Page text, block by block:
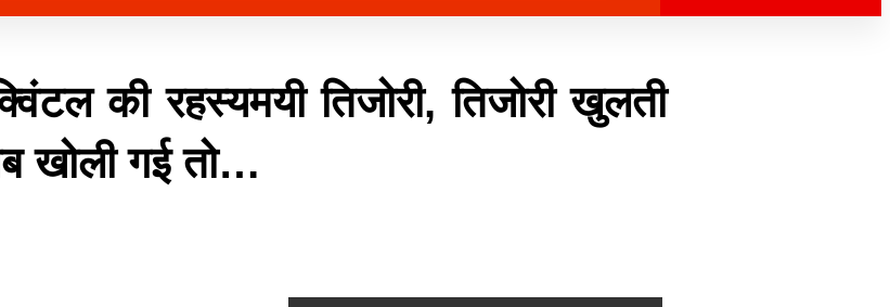
की रहस्यमयी तिजोरी, तिजोरी खुलती
खोली गई तो…